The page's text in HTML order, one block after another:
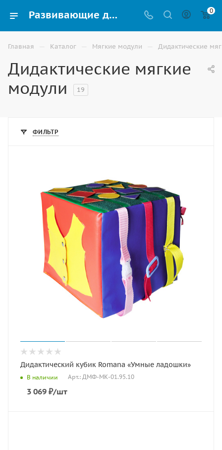
Развивающие дидактические мягкие модули для детей купить в Волгограде 0
Главная — Каталог — Мягкие модули — Дидактические
Дидактические мягкие
модули
19
ФИЛЬТР
Дидактический кубик Romana «Умные ладошки»
В наличии Арт.: ДМФ-МК-01.95.10
3 069 ₽/шт